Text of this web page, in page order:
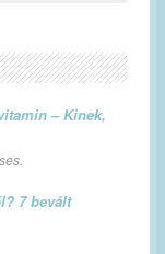
– Kinek,
7 bevált